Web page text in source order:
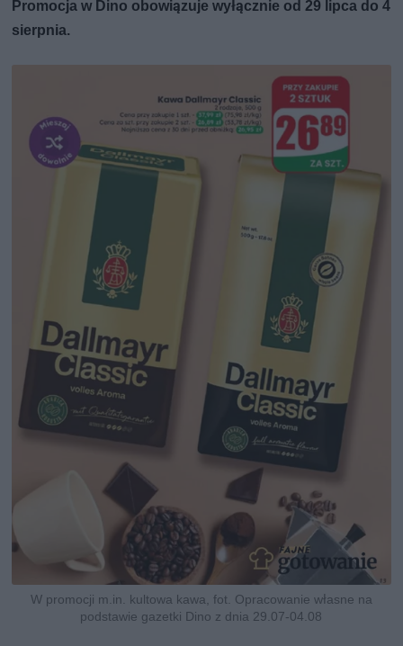
Promocja w Dino obowiązuje wyłącznie od 29 lipca do 4
sierpnia.
W promocji m.in. kultowa kawa, fot. Opracowanie własne na
podstawie gazetki Dino z dnia 29.07-04.08